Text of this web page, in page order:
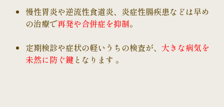
慢性胃炎や逆流性食道炎、炎症性腸疾患などは早め
の治療で再発や合併症を抑制。
定期検診や症状の軽いうちの検査が、 大きな病気を
未然に防ぐ鍵となります 。